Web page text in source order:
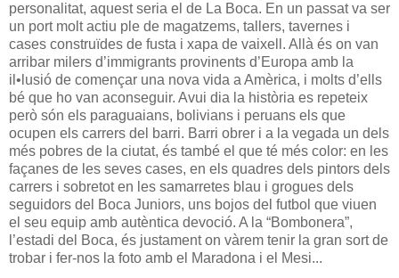
personalitat, aquest seria el de La Boca. En un passat va ser
un port molt actiu ple de magatzems, tallers, tavernes i
cases construïdes de fusta i xapa de vaixell. Allà és on van
arribar milers d’immigrants provinents d’Europa amb la
il•lusió de començar una nova vida a Amèrica, i molts d’ells
bé que ho van aconseguir. Avui dia la història es repeteix
però són els paraguaians, bolivians i peruans els que
ocupen els carrers del barri. Barri obrer i a la vegada un dels
més pobres de la ciutat, és també el que té més color: en les
façanes de les seves cases, en els quadres dels pintors dels
carrers i sobretot en les samarretes blau i grogues dels
seguidors del Boca Juniors, uns bojos del futbol que viuen
el seu equip amb autèntica devoció. A la “Bombonera”,
l’estadi del Boca, és justament on vàrem tenir la gran sort de
trobar i fer-nos la foto amb el Maradona i el Mesi...